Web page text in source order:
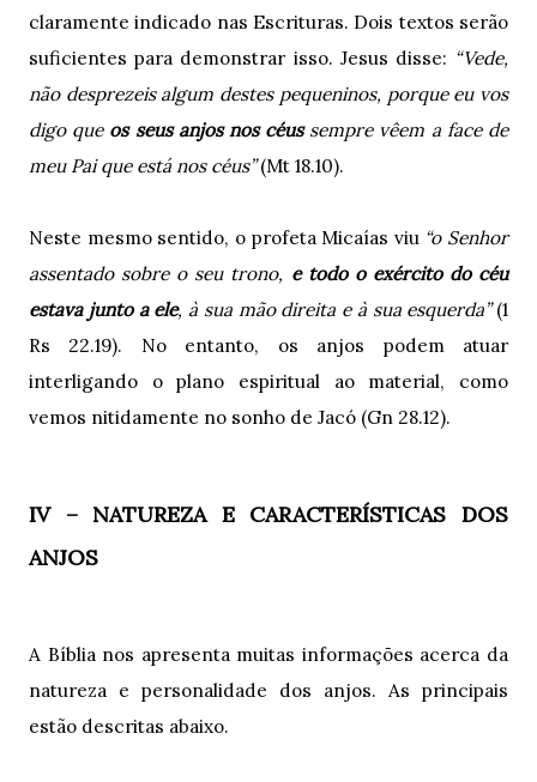
claramente indicado nas Escrituras. Dois textos serão
suficientes para demonstrar isso. Jesus disse: “Vede,
não desprezeis algum destes pequeninos, porque eu vos
digo que os seus anjos nos céussempre vêem a face de
meu Pai que está nos céus”(Mt 18.10).
Neste mesmo sentido, o profeta Micaías viu “o Senhor
assentado sobre o seu trono, e todo o exército do céu
estava junto a ele, à sua mão direita e à sua esquerda”(1
Rs 22.19). No entanto, os anjos podem atuar
interligando o plano espiritual ao material, como
vemos nitidamente no sonho de Jacó (Gn 28.12).
IV – NATUREZA E CARACTERÍSTICAS DOS
ANJOS
A Bíblia nos apresenta muitas informações acerca da
natureza e personalidade dos anjos. As principais
estão descritas abaixo.